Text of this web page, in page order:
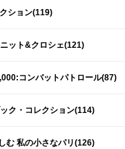
ション(119)
ット&クロシェ(121)
コンバットパトロール(87)
ク・コレクション(114)
む 私の小さなパリ(126)